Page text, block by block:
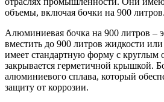
объемы, включая бочки на 900 литров.
Алюминиевая бочка на 900 литров –
вместить до 900 литров жидкости
имеет стандартную форму с круглым
закрывается герметичной крышкой.
алюминиевого сплава, который
защиту от коррозии.